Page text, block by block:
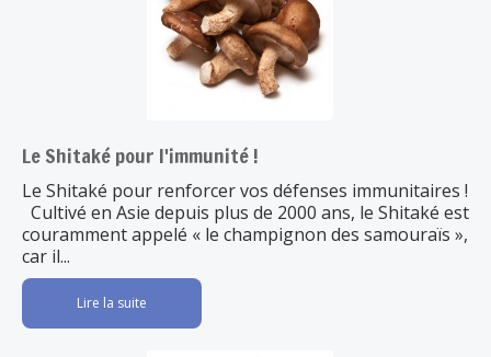
Le Shitaké pour l'immunité !
Le Shitaké pour renforcer vos défenses immunitaires !
Cultivé en Asie depuis plus de 2000 ans, le Shitaké est
couramment appelé « le champignon des samouraïs »,
car il...
Lire la suite